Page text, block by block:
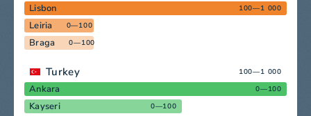
Lisbon 100—1 000
Leiria 0—100
Braga 0—100
Turkey 100—1 000
Ankara 0—100
Kayseri 0—100